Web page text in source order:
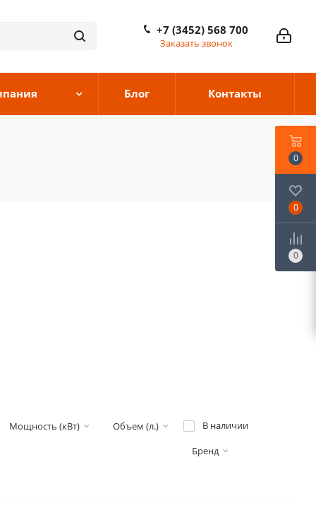
+7 (3452) 568 700
Заказать звонок
Блог Контакты
Мощность (кВт) Объем (л.)
В наличии
Бренд
0
0
0